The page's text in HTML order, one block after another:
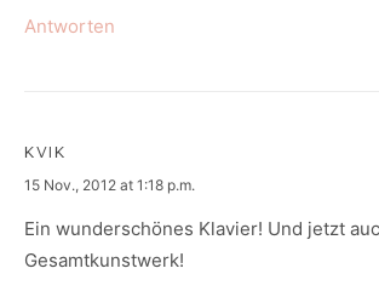
Antworten
KVIK
says:
15 Nov., 2012 at 1:18 p.m.
Ein wunderschönes Klavier! Und jetzt
Gesamtkunstwerk!